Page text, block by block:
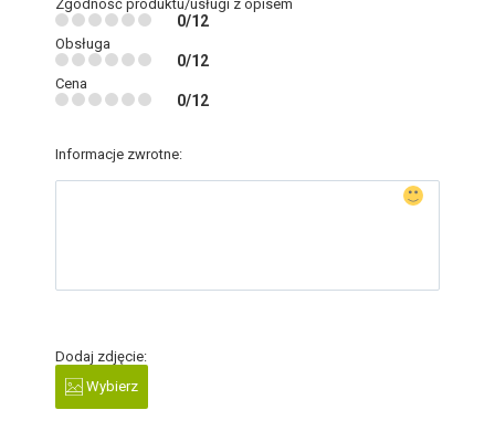
Zgodność produktu/usługi z opisem
0/12
Obsługa
0/12
Cena
0/12
Informacje zwrotne:
Dodaj zdjęcie:
Wybierz